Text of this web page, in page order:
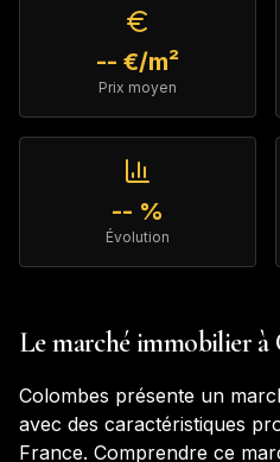
-- €/m²
Prix moyen
-- %
Évolution
Le marché immobilier à
Colombes présente un
avec des caractéristiques
France. Comprendre ce